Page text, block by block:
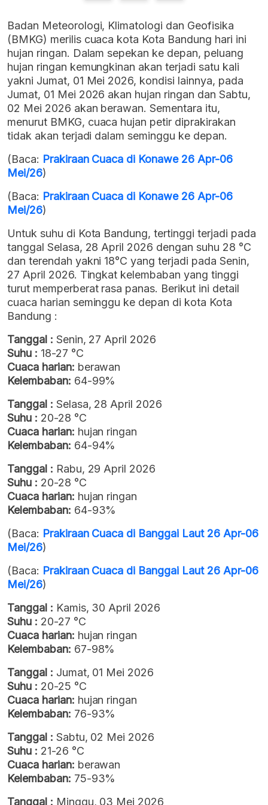
Badan Meteorologi, Klimatologi dan Geofisika
(BMKG) merilis cuaca kota Kota Bandung hari ini
hujan ringan. Dalam sepekan ke depan, peluang
hujan ringan kemungkinan akan terjadi satu kali
yakni Jumat, 01 Mei 2026, kondisi lainnya, pada
Jumat, 01 Mei 2026 akan hujan ringan dan Sabtu,
02 Mei 2026 akan berawan. Sementara itu,
menurut BMKG, cuaca hujan petir diprakirakan
tidak akan terjadi dalam seminggu ke depan.
(Baca: Prakiraan Cuaca di Konawe 26 Apr-06
Mei/26)
(Baca: Prakiraan Cuaca di Konawe 26 Apr-06
Mei/26)
Untuk suhu di Kota Bandung, tertinggi terjadi pada
tanggal Selasa, 28 April 2026 dengan suhu 28 °C
dan terendah yakni 18°C yang terjadi pada Senin,
27 April 2026. Tingkat kelembaban yang tinggi
turut memperberat rasa panas. Berikut ini detail
cuaca harian seminggu ke depan di kota Kota
Bandung :
Tanggal : Senin, 27 April 2026
Suhu : 18-27 °C
Cuaca harian: berawan
Kelembaban: 64-99%
Tanggal : Selasa, 28 April 2026
Suhu : 20-28 °C
Cuaca harian: hujan ringan
Kelembaban: 64-94%
Tanggal : Rabu, 29 April 2026
Suhu : 20-28 °C
Cuaca harian: hujan ringan
Kelembaban: 64-93%
(Baca: Prakiraan Cuaca di Banggai Laut 26 Apr-06
Mei/26)
(Baca: Prakiraan Cuaca di Banggai Laut 26 Apr-06
Mei/26)
Tanggal : Kamis, 30 April 2026
Suhu : 20-27 °C
Cuaca harian: hujan ringan
Kelembaban: 67-98%
Tanggal : Jumat, 01 Mei 2026
Suhu : 20-25 °C
Cuaca harian: hujan ringan
Kelembaban: 76-93%
Tanggal : Sabtu, 02 Mei 2026
Suhu : 21-26 °C
Cuaca harian: berawan
Kelembaban: 75-93%
Tanggal : Minggu, 03 Mei 2026